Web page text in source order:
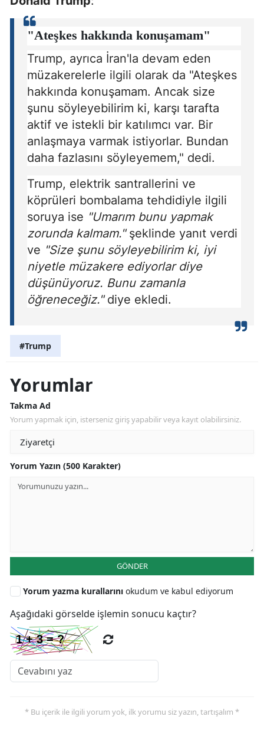
"Ateşkes hakkında konuşamam"
Trump, ayrıca İran'la devam eden
müzakerelerle ilgili olarak da "Ateşkes
hakkında konuşamam. Ancak size
şunu söyleyebilirim ki, karşı tarafta
aktif ve istekli bir katılımcı var. Bir
anlaşmaya varmak istiyorlar. Bundan
daha fazlasını söyleyemem," dedi.
Trump, elektrik santrallerini ve
köprüleri bombalama tehdidiyle ilgili
soruya ise "Umarım bunu yapmak
zorunda kalmam."şeklinde yanıt verdi
ve "Size şunu söyleyebilirim ki, iyi
niyetle müzakere ediyorlar diye
düşünüyoruz. Bunu zamanla
öğreneceğiz."diye ekledi.
#Trump
Yorumlar
Takma Ad
Yorum yapmak için, isterseniz giriş yapabilir veya kayıt olabilirsiniz.
Yorum Yazın (500 Karakter)
GÖNDER
Yorum yazma kurallarını okudum ve kabul ediyorum
Aşağıdaki görselde işlemin sonucu kaçtır?
* Bu içerik ile ilgili yorum yok, ilk yorumu siz yazın, tartışalım *